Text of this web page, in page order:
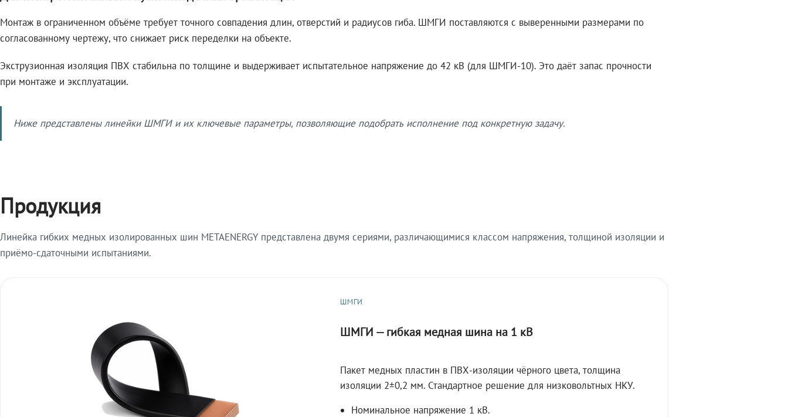
Монтаж в ограниченном объёме требует точного совпадения длин, отверстий и радиусов гиба. ШМГИ поставляются с выверенными размерами по
согласованному чертежу, что снижает риск переделки на объекте.
Экструзионная изоляция ПВХ стабильна по толщине и выдерживает испытательное напряжение до 42 кВ (для ШМГИ-10). Это даёт запас прочности
при монтаже и эксплуатации.
Ниже представлены линейки ШМГИ и их ключевые параметры, позволяющие подобрать исполнение под конкретную задачу.
Продукция
Линейка гибких медных изолированных шин METAENERGY представлена двумя сериями, различающимися классом напряжения, толщиной изоляции и
приёмо-сдаточными испытаниями.
ШМГИ
ШМГИ — гибкая медная шина на 1 кВ
Пакет медных пластин в ПВХ-изоляции чёрного цвета, толщина
изоляции 2±0,2 мм. Стандартное решение для низковольтных НКУ.
Номинальное напряжение 1 кВ.